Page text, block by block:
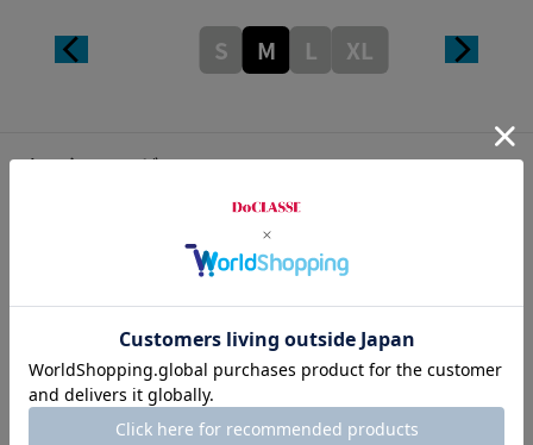
S M L XL
カスタマーレビュー
2レビュー